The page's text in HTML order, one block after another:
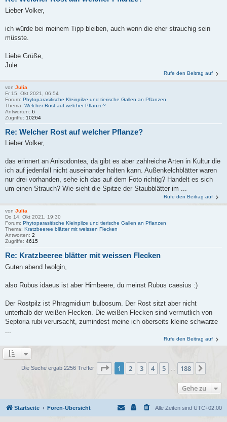
Lieber Volker,
ich würde bei meinem Tipp bleiben, auch wenn die eher strauchig sein
müsste.
Liebe Grüße,
Jule
Rufe den Beitrag auf
von Julia
Fr 15. Okt 2021, 06:54
Forum: Phytoparasitische Kleinpilze und tierische Gallen an Pflanzen
Thema: Welcher Rost auf welcher Pflanze?
Antworten: 6
Zugriffe: 10264
Re: Welcher Rost auf welcher Pflanze?
Lieber Volker,
das erinnert an Anisodontea, da gibt es aber zahlreiche Arten in Kultur die
ich auf jedenfall nicht auseinander halten kann. Außenkelchblätter waren
nur drei vorhanden, sehe ich das auf dem Foto richtig? Handelt es sich
um einen Strauch? Wie sieht die Spitze der Staubblätter im ...
Rufe den Beitrag auf
von Julia
Do 14. Okt 2021, 19:30
Forum: Phytoparasitische Kleinpilze und tierische Gallen an Pflanzen
Thema: Kratzbeeree blätter mit weissen Flecken
Antworten: 2
Zugriffe: 4615
Re: Kratzbeeree blätter mit weissen Flecken
Guten abend Iwolgin,
also Rubus idaeus ist aber Himbeere, du meinst Rubus caesius :)
Der Rostpilz ist Phragmidium bulbosum. Der Rost sitzt aber nicht
unterhalb der weißen Flecken. Die weißen Flecken sind vermutlich von
Septoria rubi verursacht, zumindest meine ich oberseits kleine schwarze
Rufe den Beitrag auf
Die Suche ergab 2256 Treffer Seite 1von 188
1 2 3 4 5 188
Gehe zu
Startseite Foren-Übersicht Alle Zeiten sind UTC+02:00